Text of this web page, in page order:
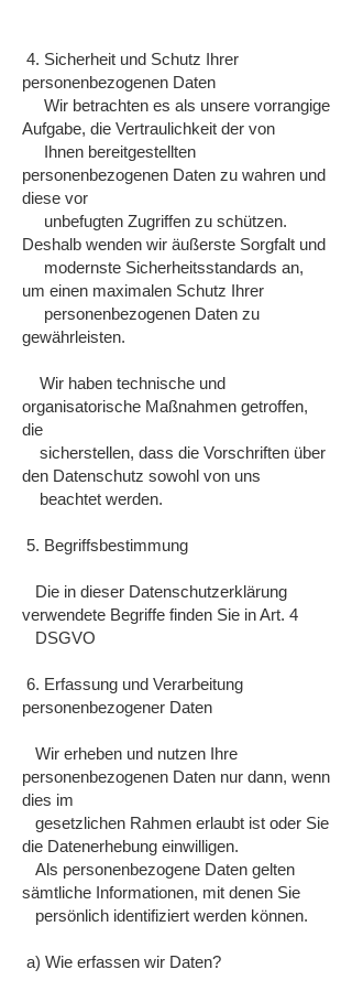
4. Sicherheit und Schutz Ihrer
personenbezogenen Daten
Wir betrachten es als unsere vorrangige
Aufgabe, die Vertraulichkeit der von
Ihnen bereitgestellten
personenbezogenen Daten zu wahren und
diese vor
unbefugten Zugriffen zu schützen.
Deshalb wenden wir äußerste Sorgfalt und
modernste Sicherheitsstandards an,
um einen maximalen Schutz Ihrer
personenbezogenen Daten zu
gewährleisten.
Wir haben technische und
organisatorische Maßnahmen getroffen,
die
sicherstellen, dass die Vorschriften über
den Datenschutz sowohl von uns
beachtet werden.
5. Begriffsbestimmung
Die in dieser Datenschutzerklärung
verwendete Begriffe finden Sie in Art. 4
DSGVO
6. Erfassung und Verarbeitung
personenbezogener Daten
Wir erheben und nutzen Ihre
personenbezogenen Daten nur dann, wenn
dies im
gesetzlichen Rahmen erlaubt ist oder Sie
die Datenerhebung einwilligen.
Als personenbezogene Daten gelten
sämtliche Informationen, mit denen Sie
persönlich identifiziert werden können.
a) Wie erfassen wir Daten?